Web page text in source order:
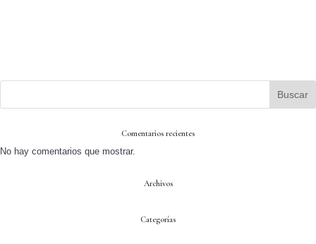
Buscar
Comentarios recientes
No hay comentarios que mostrar.
Archivos
Categorías